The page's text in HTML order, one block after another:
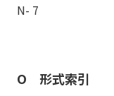
N- 7
O 形式索引